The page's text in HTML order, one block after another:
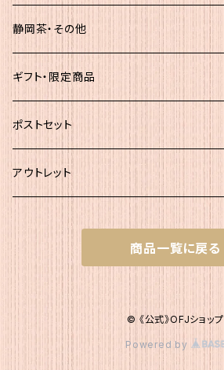
簡易（5ｇ×30）
大袋
静岡茶・その他
静岡茶
その他
ギフト・限定商品
ポストセット
★初回お試し!!
ｾｯﾄＡ（かつお大袋）
ｾｯﾄＡ300
ｾｯﾄB（簡易包装）
ｾｯﾄB1 かつお簡易×２
ｾｯﾄB2 いりこ簡易×２
ｾｯﾄC（200g+簡易）
ｾｯﾄC1 かつお200g・かつお簡易1
ｾｯﾄD（200g+120g）
アウトレット
商品一覧に戻る
© 《公式》OFJショップ
Powered by